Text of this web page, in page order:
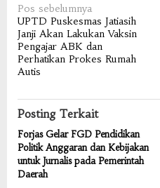
Navigasi
pos
Pos sebelumnya
UPTD Puskesmas Jatiasih
Janji Akan Lakukan Vaksin
Pengajar ABK dan
Perhatikan Prokes Rumah
Autis
Posting Terkait
Forjas Gelar FGD Pendidikan
Politik Anggaran dan Kebijakan
untuk Jurnalis pada Pemerintah
Daerah